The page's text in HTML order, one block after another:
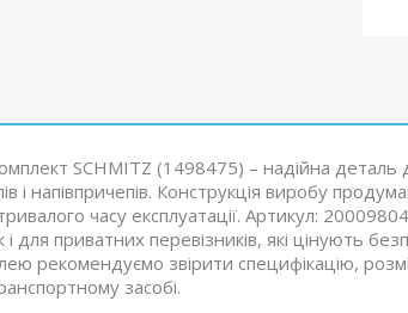
SCHMITZ (1498475) – надійна деталь
і напівпричепів. Конструкція виробу
часу експлуатації. Артикул:
приватних перевізників, які цінують
рекомендуємо звірити специфікацію,
засобі.